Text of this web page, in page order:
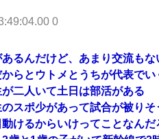
0
るんだけど、あまり交流も
らとウトメとうちが代表で
二人いて土日は部活がある
スポ少があって試合が被りそ
けるからいけってことなんだ